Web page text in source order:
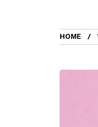
HOME